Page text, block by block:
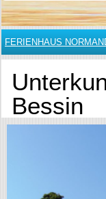
FERIENHAUS
Bessin